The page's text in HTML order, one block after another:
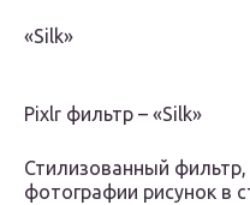
«Silk»
Pixlr фильтр – «Silk»
Стилизованный
фотографии рисунок в